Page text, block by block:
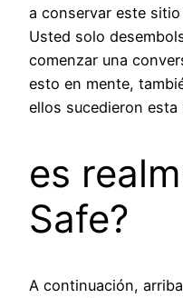
a conservar este
Usted solo
comenzar una
esto en mente,
ellos sucedieron esta
es
Safe?
A continuación,